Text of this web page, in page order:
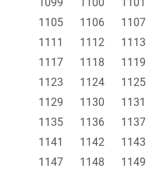
1105
1106 1107
1111
1112 1113
1117
1118 1119
1123
1124 1125
1129
1130 1131
1135
1136 1137
1141
1142 1143
1147
1148 1149